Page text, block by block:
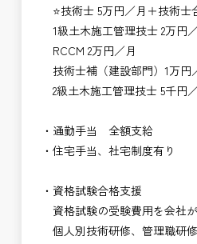
⭐技術士 5万円／月＋技術
1級土木施工管理技士 2万円
RCCM 2万円／月
技術士補（建設部門）1万円
2級土木施工管理技士 5千円
・通勤手当 全額支給
・住宅手当、社宅制度有り
・資格試験合格支援
資格試験の受験費用を会社
個人別技術研修、管理職研